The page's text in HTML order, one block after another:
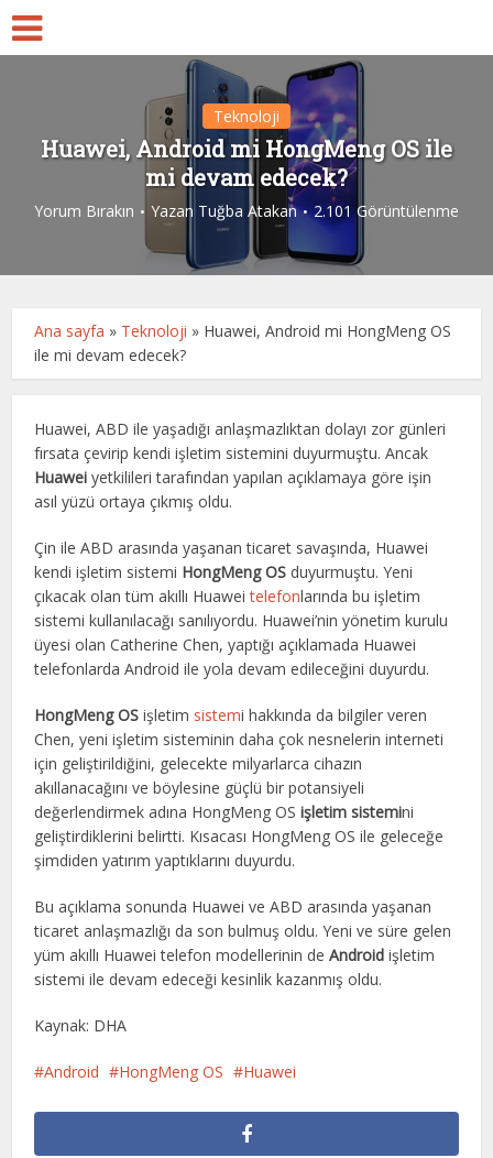
Teknoloji
Huawei, Android mi HongMeng OS ile
mi devam edecek?
Yorum Bırakın Yazan Tuğba Atakan 2.101 Görüntülenme
Ana sayfa » Teknoloji » Huawei, Android mi HongMeng OS
ile mi devam edecek?
Huawei, ABD ile yaşadığı anlaşmazlıktan dolayı zor günleri
fırsata çevirip kendi işletim sistemini duyurmuştu. Ancak
Huawei yetkilileri tarafından yapılan açıklamaya göre işin
asıl yüzü ortaya çıkmış oldu.
Çin ile ABD arasında yaşanan ticaret savaşında, Huawei
kendi işletim sistemi HongMeng OS duyurmuştu. Yeni
çıkacak olan tüm akıllı Huaweitelefonlarında bu işletim
sistemi kullanılacağı sanılıyordu. Huawei’nin yönetim kurulu
üyesi olan Catherine Chen, yaptığı açıklamada Huawei
telefonlarda Android ile yola devam edileceğini duyurdu.
HongMeng OS işletim sistemi hakkında da bilgiler veren
Chen, yeni işletim sisteminin daha çok nesnelerin interneti
için geliştirildiğini, gelecekte milyarlarca cihazın
akıllanacağını ve böylesine güçlü bir potansiyeli
değerlendirmek adına HongMeng OSişletim sistemini
geliştirdiklerini belirtti. Kısacası HongMeng OS ile geleceğe
şimdiden yatırım yaptıklarını duyurdu.
Bu açıklama sonunda Huawei ve ABD arasında yaşanan
ticaret anlaşmazlığı da son bulmuş oldu. Yeni ve süre gelen
yüm akıllı Huawei telefon modellerinin deAndroid işletim
sistemi ile devam edeceği kesinlik kazanmış oldu.
Kaynak: DHA
Android HongMeng OS Huawei